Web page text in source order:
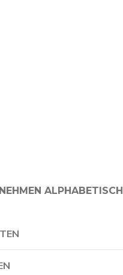
ALPHABETISCH